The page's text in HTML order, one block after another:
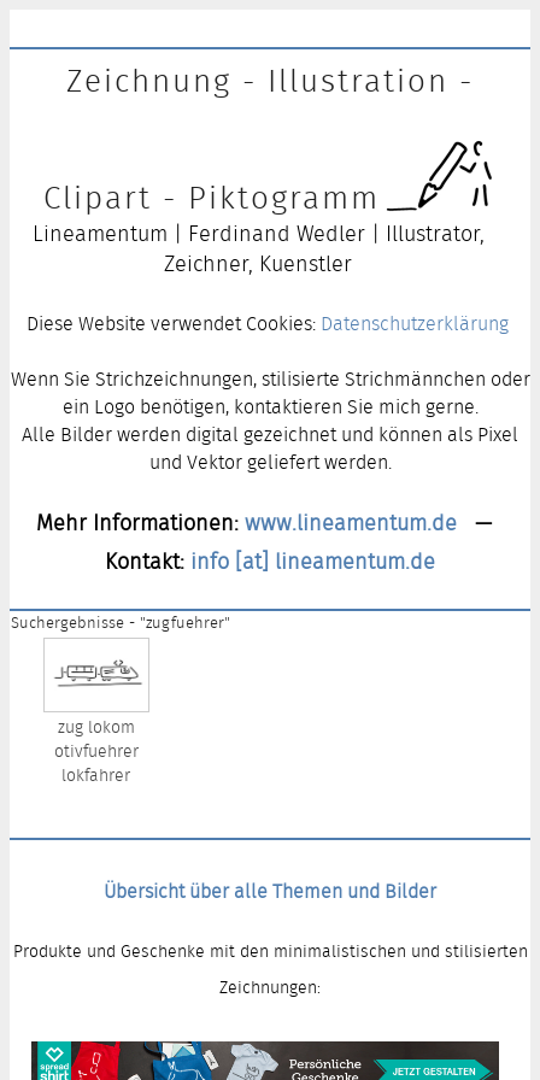
Zeichnung - Illustration -
Clipart - Piktogramm
Lineamentum | Ferdinand Wedler | Illustrator,
Zeichner, Kuenstler
Diese Website verwendet Cookies: Datenschutzerklärung
Wenn Sie Strichzeichnungen, stilisierte Strichmännchen oder
ein Logo benötigen, kontaktieren Sie mich gerne.
Alle Bilder werden digital gezeichnet und können als Pixel
und Vektor geliefert werden.
Mehr Informationen:www.lineamentum.de —
Kontakt: info [at] lineamentum.de
Suchergebnisse - "zugfuehrer"
zug lokom
otivfuehrer
lokfahrer
Übersicht über alle Themen und Bilder
Produkte und Geschenke mit den minimalistischen und stilisierten
Zeichnungen: